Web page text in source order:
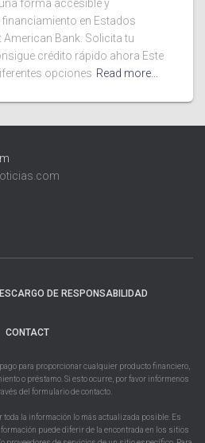
forma accesible y
financiamiento en Estados
American Bank. Solicita tu
crédito rápido ahora Este
opciones Read more…
DE RESPONSABILIDAD
CONTACT
para proporcionar cualquier producto financiero,
o préstamo. Si esto ocurre, por favor infórmenos
del formulario de contacto.
toda la información lo más actualizada posible. Es
puede diferir de la encontrada en los sitios